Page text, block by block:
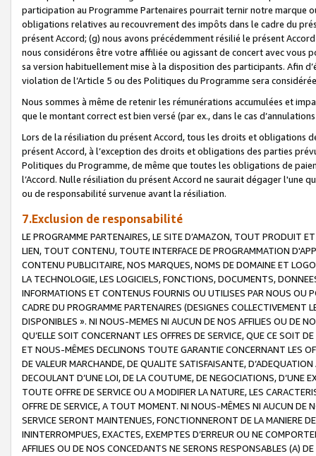
participation au Programme Partenaires pourrait ternir notre marque
obligations relatives au recouvrement des impôts dans le cadre du
présent Accord; (g) nous avons précédemment résilié le présent
nous considérons être votre affiliée ou agissant de concert avec vous
sa version habituellement mise à la disposition des participants. Afin
violation de l’Article 5 ou des Politiques du Programme sera
Nous sommes à même de retenir les rémunérations accumulées et
que le montant correct est bien versé (par ex., dans le cas
Lors de la résiliation du présent Accord, tous les droits et obligations
présent Accord, à l’exception des droits et obligations des parties
Politiques du Programme, de même que toutes les obligations de
l’Accord. Nulle résiliation du présent Accord ne saurait dégager l'une
ou de responsabilité survenue avant la résiliation.
7.Exclusion de responsabilité
LE PROGRAMME PARTENAIRES, LE SITE D’AMAZON, TOUT PRODUIT
LIEN, TOUT CONTENU, TOUTE INTERFACE DE PROGRAMMATION
CONTENU PUBLICITAIRE, NOS MARQUES, NOMS DE DOMAINE ET
LA TECHNOLOGIE, LES LOGICIELS, FONCTIONS, DOCUMENTS,
INFORMATIONS ET CONTENUS FOURNIS OU UTILISES PAR NOUS OU
CADRE DU PROGRAMME PARTENAIRES (DESIGNES COLLECTIVEMENT
DISPONIBLES ». NI NOUS-MEMES NI AUCUN DE NOS AFFILIES OU DE
QU’ELLE SOIT CONCERNANT LES OFFRES DE SERVICE, QUE CE SOIT
ET NOUS-MÊMES DECLINONS TOUTE GARANTIE CONCERNANT LES
DE VALEUR MARCHANDE, DE QUALITE SATISFAISANTE,
DECOULANT D’UNE LOI, DE LA COUTUME, DE NEGOCIATIONS, D’UNE
TOUTE OFFRE DE SERVICE OU A MODIFIER LA NATURE, LES
OFFRE DE SERVICE, A TOUT MOMENT. NI NOUS-MÊMES NI AUCUN DE
SERVICE SERONT MAINTENUES, FONCTIONNERONT DE LA MANIERE
ININTERROMPUES, EXACTES, EXEMPTES D’ERREUR OU NE
AFFILIES OU DE NOS CONCEDANTS NE SERONS RESPONSABLES (A)